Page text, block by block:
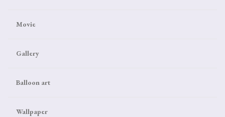
Movie
Gallery
Balloon art
Wallpaper